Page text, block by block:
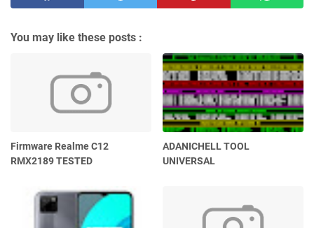
You may like these posts :
Firmware Realme C12
RMX2189 TESTED
ADANICHELL TOOL
UNIVERSAL